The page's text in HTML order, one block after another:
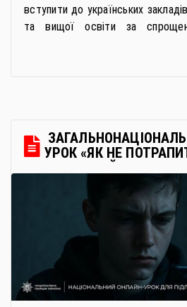
вступити до українських
та вищої освіти за
дистанційне навчання, що дає
передбачає: Скористатися
УРОК «ЯК НЕ
РОСІЙСЬКИХ